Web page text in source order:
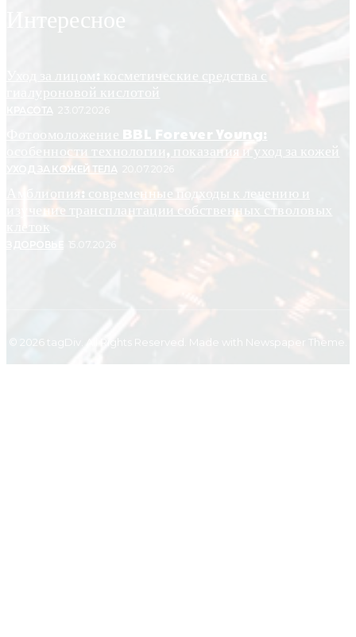
Интересное
Уход за лицом: косметические средства с
гиалуроновой кислотой
КРАСОТА
Фотоомоложение BBL Forever Young:
особенности технологии, показания и уход за кожей
УХОД ЗА КОЖЕЙ ТЕЛА
Амблиопия: современные подходы к лечению и
изучение трансплантации собственных стволовых
клеток
ЗДОРОВЬЕ
© 2026 tagDiv. All Rights Reserved. Made with Newspaper Theme.